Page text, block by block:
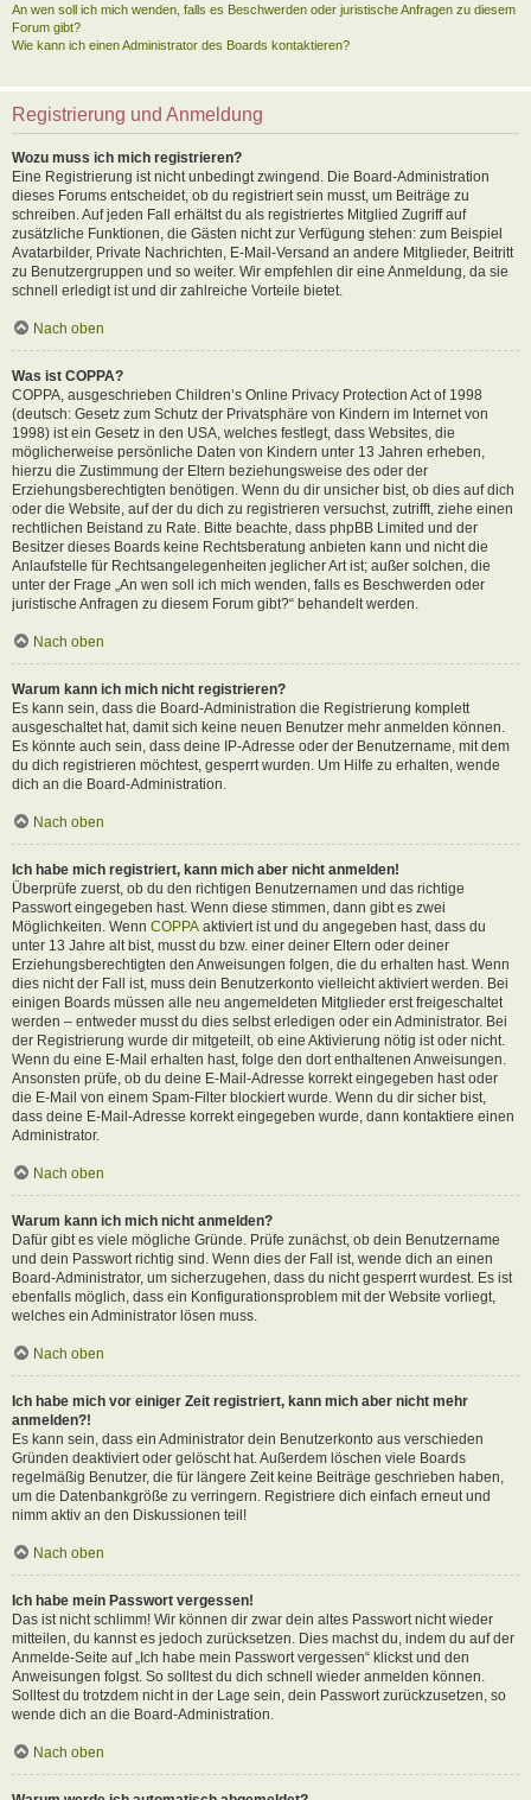
An wen soll ich mich wenden, falls es Beschwerden oder juristische Anfragen zu diesem
Forum gibt?
Wie kann ich einen Administrator des Boards kontaktieren?
Registrierung und Anmeldung
Wozu muss ich mich registrieren?
Eine Registrierung ist nicht unbedingt zwingend. Die Board-Administration
dieses Forums entscheidet, ob du registriert sein musst, um Beiträge zu
schreiben. Auf jeden Fall erhältst du als registriertes Mitglied Zugriff auf
zusätzliche Funktionen, die Gästen nicht zur Verfügung stehen: zum Beispiel
Avatarbilder, Private Nachrichten, E-Mail-Versand an andere Mitglieder, Beitritt
zu Benutzergruppen und so weiter. Wir empfehlen dir eine Anmeldung, da sie
schnell erledigt ist und dir zahlreiche Vorteile bietet.
Nach oben
Was ist COPPA?
COPPA, ausgeschrieben Children’s Online Privacy Protection Act of 1998
(deutsch: Gesetz zum Schutz der Privatsphäre von Kindern im Internet von
1998) ist ein Gesetz in den USA, welches festlegt, dass Websites, die
möglicherweise persönliche Daten von Kindern unter 13 Jahren erheben,
hierzu die Zustimmung der Eltern beziehungsweise des oder der
Erziehungsberechtigten benötigen. Wenn du dir unsicher bist, ob dies auf dich
oder die Website, auf der du dich zu registrieren versuchst, zutrifft, ziehe einen
rechtlichen Beistand zu Rate. Bitte beachte, dass phpBB Limited und der
Besitzer dieses Boards keine Rechtsberatung anbieten kann und nicht die
Anlaufstelle für Rechtsangelegenheiten jeglicher Art ist; außer solchen, die
unter der Frage „An wen soll ich mich wenden, falls es Beschwerden oder
juristische Anfragen zu diesem Forum gibt?“ behandelt werden.
Nach oben
Warum kann ich mich nicht registrieren?
Es kann sein, dass die Board-Administration die Registrierung komplett
ausgeschaltet hat, damit sich keine neuen Benutzer mehr anmelden können.
Es könnte auch sein, dass deine IP-Adresse oder der Benutzername, mit dem
du dich registrieren möchtest, gesperrt wurden. Um Hilfe zu erhalten, wende
dich an die Board-Administration.
Nach oben
Ich habe mich registriert, kann mich aber nicht anmelden!
Überprüfe zuerst, ob du den richtigen Benutzernamen und das richtige
Passwort eingegeben hast. Wenn diese stimmen, dann gibt es zwei
Möglichkeiten. Wenn COPPA aktiviert ist und du angegeben hast, dass du
unter 13 Jahre alt bist, musst du bzw. einer deiner Eltern oder deiner
Erziehungsberechtigten den Anweisungen folgen, die du erhalten hast. Wenn
dies nicht der Fall ist, muss dein Benutzerkonto vielleicht aktiviert werden. Bei
einigen Boards müssen alle neu angemeldeten Mitglieder erst freigeschaltet
werden – entweder musst du dies selbst erledigen oder ein Administrator. Bei
der Registrierung wurde dir mitgeteilt, ob eine Aktivierung nötig ist oder nicht.
Wenn du eine E-Mail erhalten hast, folge den dort enthaltenen Anweisungen.
Ansonsten prüfe, ob du deine E-Mail-Adresse korrekt eingegeben hast oder
die E-Mail von einem Spam-Filter blockiert wurde. Wenn du dir sicher bist,
dass deine E-Mail-Adresse korrekt eingegeben wurde, dann kontaktiere einen
Administrator.
Nach oben
Warum kann ich mich nicht anmelden?
Dafür gibt es viele mögliche Gründe. Prüfe zunächst, ob dein Benutzername
und dein Passwort richtig sind. Wenn dies der Fall ist, wende dich an einen
Board-Administrator, um sicherzugehen, dass du nicht gesperrt wurdest. Es ist
ebenfalls möglich, dass ein Konfigurationsproblem mit der Website vorliegt,
welches ein Administrator lösen muss.
Nach oben
Ich habe mich vor einiger Zeit registriert, kann mich aber nicht mehr
anmelden?!
Es kann sein, dass ein Administrator dein Benutzerkonto aus verschieden
Gründen deaktiviert oder gelöscht hat. Außerdem löschen viele Boards
regelmäßig Benutzer, die für längere Zeit keine Beiträge geschrieben haben,
um die Datenbankgröße zu verringern. Registriere dich einfach erneut und
nimm aktiv an den Diskussionen teil!
Nach oben
Ich habe mein Passwort vergessen!
Das ist nicht schlimm! Wir können dir zwar dein altes Passwort nicht wieder
mitteilen, du kannst es jedoch zurücksetzen. Dies machst du, indem du auf der
Anmelde-Seite auf „Ich habe mein Passwort vergessen“ klickst und den
Anweisungen folgst. So solltest du dich schnell wieder anmelden können.
Solltest du trotzdem nicht in der Lage sein, dein Passwort zurückzusetzen, so
wende dich an die Board-Administration.
Nach oben